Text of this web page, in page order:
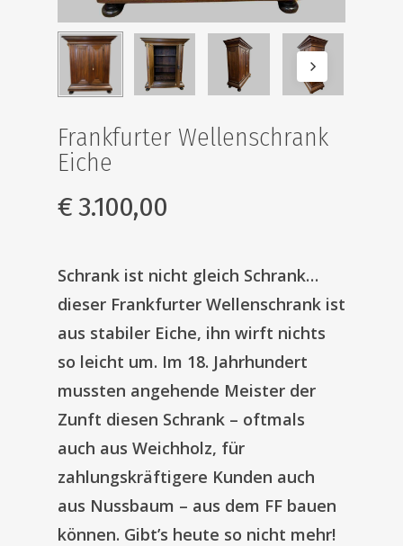
Frankfurter Wellenschrank
Eiche
€3.100,00
Schrank ist nicht gleich Schrank…
dieser Frankfurter Wellenschrank ist
aus stabiler Eiche, ihn wirft nichts
so leicht um. Im 18. Jahrhundert
mussten angehende Meister der
Zunft diesen Schrank – oftmals
auch aus Weichholz, für
zahlungskräftigere Kunden auch
aus Nussbaum – aus dem FF bauen
können. Gibt’s heute so nicht mehr!